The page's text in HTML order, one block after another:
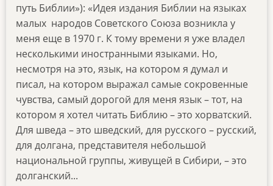
путь Библии»): «Идея издания Библии на языках
малых народов Советского Союза возникла у
меня еще в 1970 г. К тому времени я уже владел
несколькими иностранными языками. Но,
несмотря на это, язык, на котором я думал и
писал, на котором выражал самые сокровенные
чувства, самый дорогой для меня язык – тот, на
котором я хотел читать Библию – это хорватский.
Для шведа – это шведский, для русского – русский,
для долгана, представителя небольшой
национальной группы, живущей в Сибири, – это
долганский...